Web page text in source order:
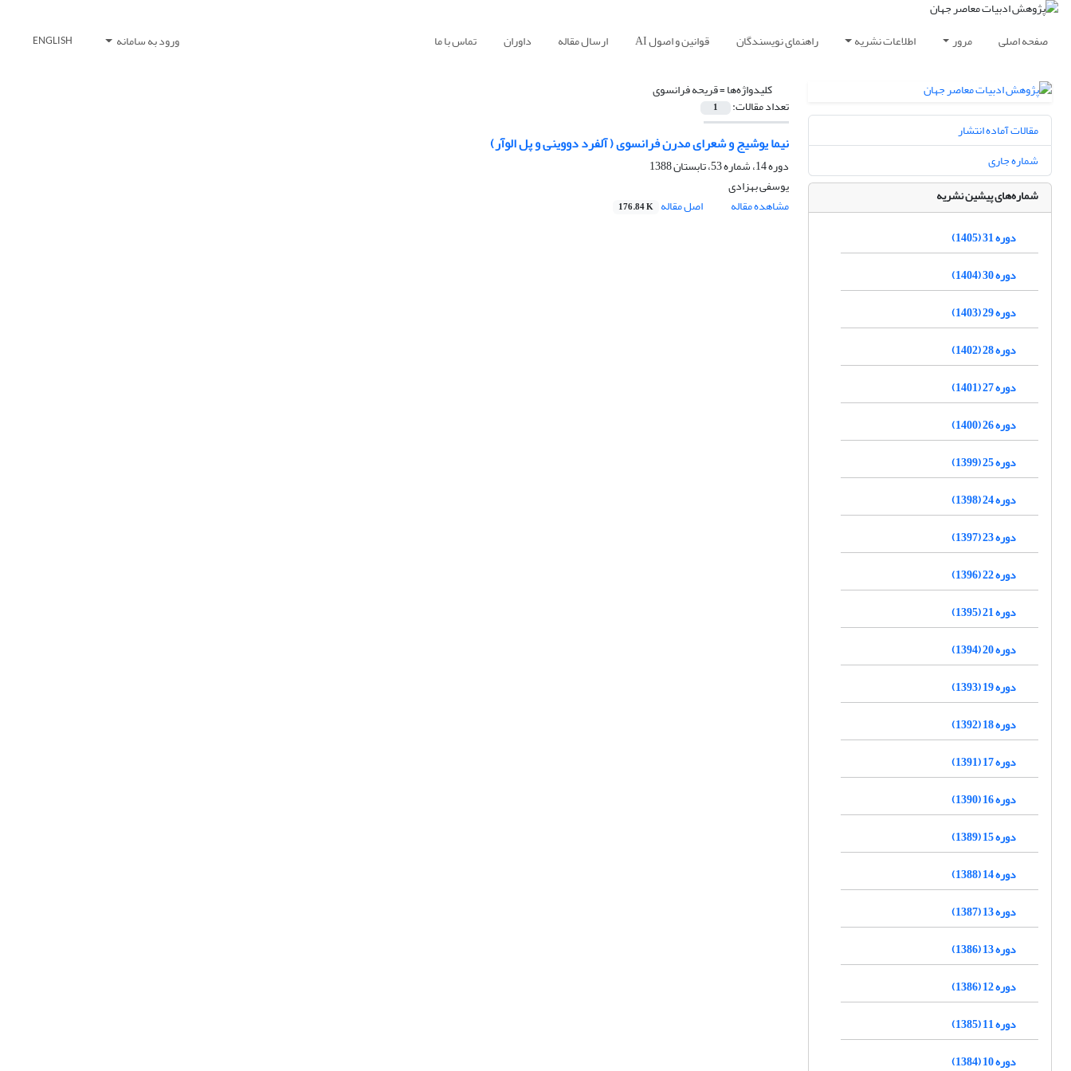
صفحه اصلی مرور اطلاعات نشریه راهنمای نویسندگان قوانین و اصول AI ارسال مقاله داوران تماس با ما ورود به سامانه ENGLISH
کلیدواژه‌ها =قریحه فرانسوی
تعداد مقالات: 1
نیما یوشیج و شعرای مدرن فرانسوی ( آلفرد دووینی و پل الوآر)
دوره 14، شماره 53، تابستان 1388
یوسفی بهزادی
مشاهده مقاله
اصل مقاله 176.84 K
مقالات آماده انتشار
شماره جاری
شماره‌های پیشین نشریه
دوره 31 (1405)
دوره 30 (1404)
دوره 29 (1403)
دوره 28 (1402)
دوره 27 (1401)
دوره 26 (1400)
دوره 25 (1399)
دوره 24 (1398)
دوره 23 (1397)
دوره 22 (1396)
دوره 21 (1395)
دوره 20 (1394)
دوره 19 (1393)
دوره 18 (1392)
دوره 17 (1391)
دوره 16 (1390)
دوره 15 (1389)
دوره 14 (1388)
دوره 13 (1387)
دوره 13 (1386)
دوره 12 (1386)
دوره 11 (1385)
دوره 10 (1384)